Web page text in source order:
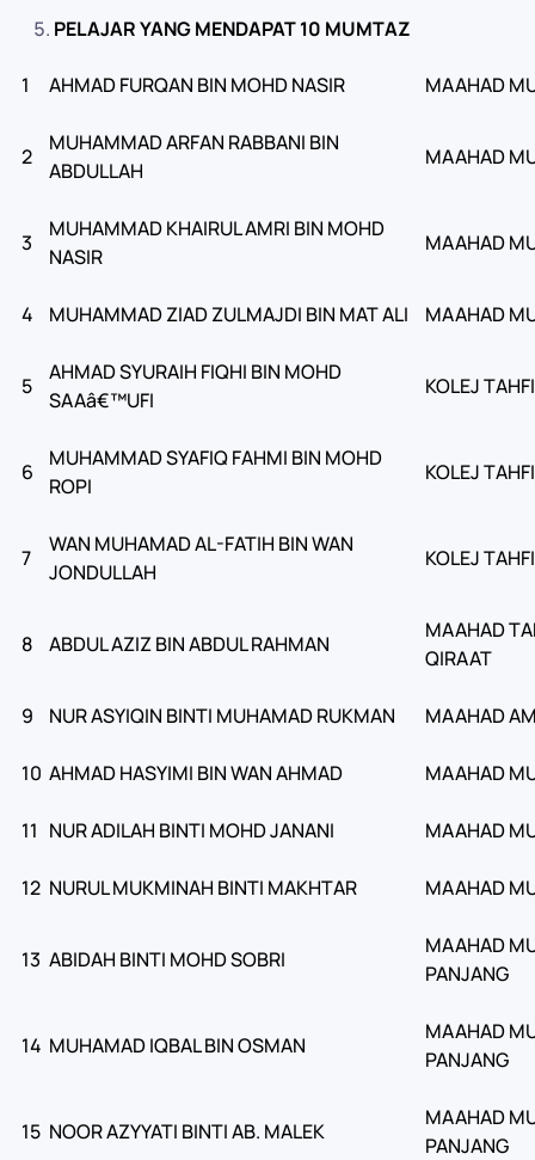
PELAJAR YANG MENDAPAT 10 MUMTAZ
1 AHMAD FURQAN BIN MOHD NASIR MAAHAD
2
MUHAMMAD ARFAN RABBANI BIN
ABDULLAH
MAAHAD
3
MUHAMMAD KHAIRUL AMRI BIN MOHD
NASIR
MAAHAD
4 MUHAMMAD ZIAD ZULMAJDI BIN MAT ALI MAAHAD
5
AHMAD SYURAIH FIQHI BIN MOHD
SAAâ€™UFI
KOLEJ
6
MUHAMMAD SYAFIQ FAHMI BIN MOHD
ROPI
KOLEJ
7
WAN MUHAMAD AL-FATIH BIN WAN
JONDULLAH
KOLEJ
8 ABDUL AZIZ BIN ABDUL RAHMAN
MAAHAD
QIRAAT
9 NUR ASYIQIN BINTI MUHAMAD RUKMAN MAAHAD
10 AHMAD HASYIMI BIN WAN AHMAD MAAHAD
11 NUR ADILAH BINTI MOHD JANANI MAAHAD
12 NURUL MUKMINAH BINTI MAKHTAR MAAHAD
13 ABIDAH BINTI MOHD SOBRI
MAAHAD
PANJANG
14 MUHAMAD IQBAL BIN OSMAN
MAAHAD
PANJANG
15 NOOR AZYYATI BINTI AB. MALEK
MAAHAD
PANJANG